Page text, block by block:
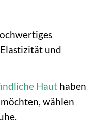
und
Hauthaben
wählen